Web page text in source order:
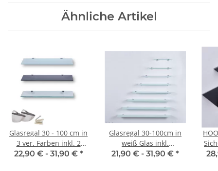
Ähnliche Artikel
Glasregal 30 - 100 cm in
3 ver. Farben inkl. 2
verchromte Halterungen
22,90 € - 31,90 € *
Glasregal 30-100cm in
weiß Glas inkl.
Halterung 13cm
21,90 € - 31,90 € *